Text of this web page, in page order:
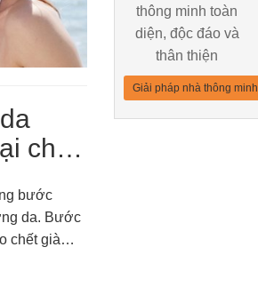
chất
bước
da. Bước
chết già
da mịn
thông minh toàn
diện, độc đáo và
thân thiện
Giải pháp nhà thông minh